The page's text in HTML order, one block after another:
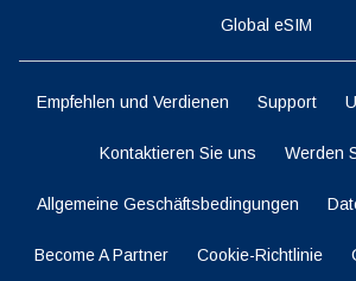
Global eSIM
Empfehlen und Verdienen Support
Kontaktieren Sie uns Werden
Allgemeine Geschäftsbedingungen
Become A Partner Cookie-Richtlinie